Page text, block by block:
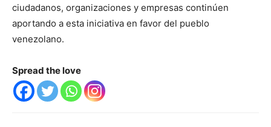
ciudadanos, organizaciones y empresas continúen
aportando a esta iniciativa en favor del pueblo
venezolano.
Spread the love